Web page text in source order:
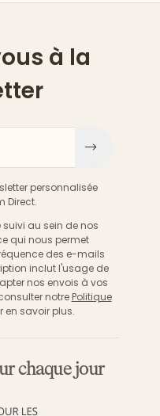
à la
personnalisée
Direct.
suivi au sein de nos
qui nous permet
des e-mails
inclut l'usage de
nos envois à vos
notre Politique
en savoir plus.
chaque jour